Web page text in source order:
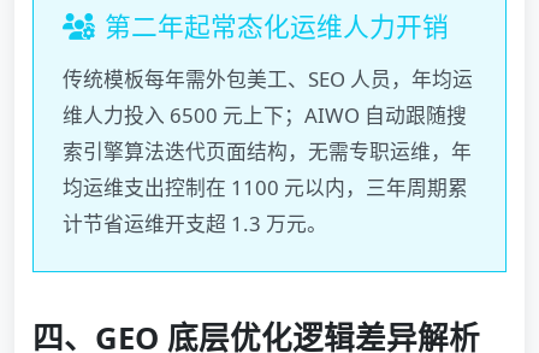
第二年起常态化运维人力开销
传统模板每年需外包美工、SEO 人员，年均运
维人力投入 6500 元上下；AIWO 自动跟随搜
索引擎算法迭代页面结构，无需专职运维，年
均运维支出控制在 1100 元以内，三年周期累
计节省运维开支超 1.3 万元。
四、GEO 底层优化逻辑差异解析